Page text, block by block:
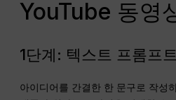
YouTube 동영
1단계: 텍스트 프롬프
아이디어를 간결한 한 문구로 작성